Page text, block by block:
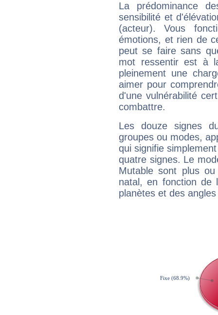
La prédominance
sensibilité et
(acteur). Vous
émotions, et rien de
peut se faire sans
mot ressentir est à
pleinement une
aimer pour
d'une vulnérabilité
combattre.
Les douze signes
groupes ou modes,
qui signifie
quatre signes. Le
Mutable sont plus
natal, en fonction de
planètes et des